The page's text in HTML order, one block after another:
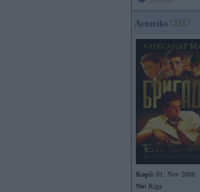
Arturiks
Kopš: 01. Nov 2008
No: Rīga